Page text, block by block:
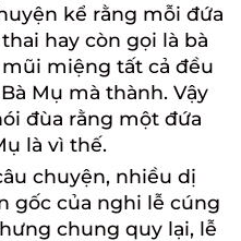
kể rằng mỗi đứa
hay còn gọi là bà
mũi miệng tất cả đều
Mụ mà thành. Vậy
đùa rằng một đứa
là vì thế.
chuyện, nhiều dị
gốc của nghi lễ cúng
chung quy lại, lễ